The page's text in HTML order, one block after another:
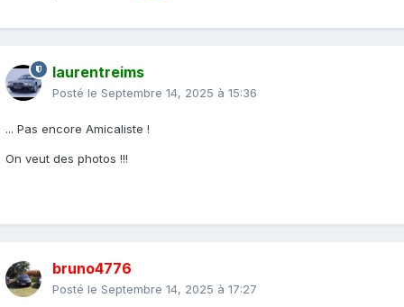
laurentreims
Posté le Septembre 14, 2025 à 15:36
... Pas encore Amicaliste !
On veut des photos !!!
bruno4776
Posté le Septembre 14, 2025 à 17:27